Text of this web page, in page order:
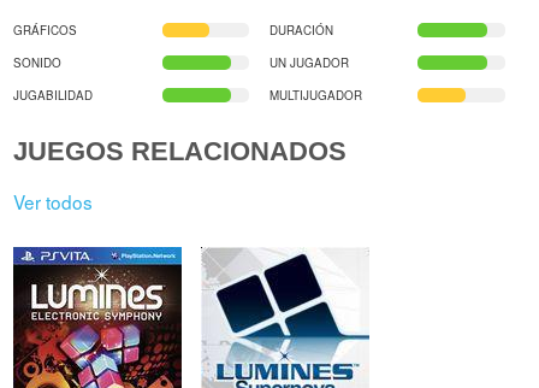
GRÁFICOS
DURACIÓN
SONIDO
UN JUGADOR
JUGABILIDAD
MULTIJUGADOR
JUEGOS RELACIONADOS
Ver todos